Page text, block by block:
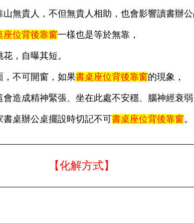
山無貴人，不但無貴人相助，也會影響讀書辦
座位背後靠窗一樣也是等於無靠，
，自曝其短。
不可開窗，如果書桌座位背後靠窗的現象，
造成精神緊張、坐在此處不安穩、腦神經衰
桌辦公桌擺設時切記不可書桌座位背後靠窗。
【化解方式】